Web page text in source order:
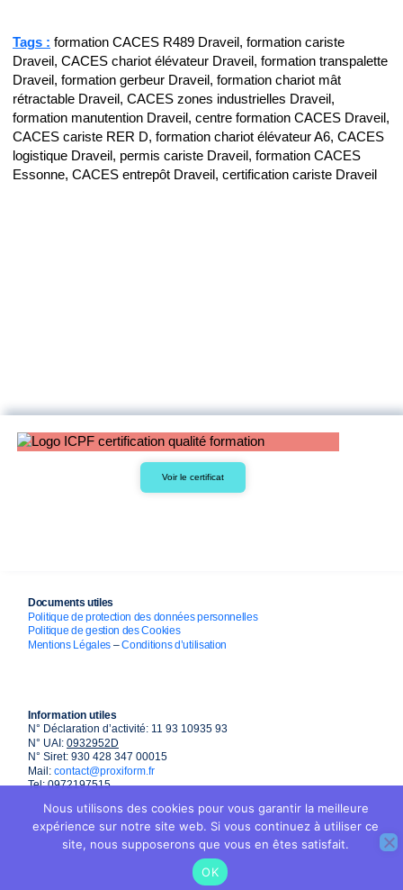
Tags : formation CACES R489 Draveil, formation cariste
Draveil, CACES chariot élévateur Draveil, formation transpalette
Draveil, formation gerbeur Draveil, formation chariot mât
rétractable Draveil, CACES zones industrielles Draveil,
formation manutention Draveil, centre formation CACES Draveil,
CACES cariste RER D, formation chariot élévateur A6, CACES
logistique Draveil, permis cariste Draveil, formation CACES
Essonne, CACES entrepôt Draveil, certification cariste Draveil
Voir le certificat
Documents utiles
Politique de protection des données personnelles
Politique de gestion des Cookies
Mentions Légales –Conditions d’utilisation
Information utiles
N° Déclaration d’activité: 11 93 10935 93
N° UAI: 0932952D
N° Siret: 930 428 347 00015
Mail: contact@proxiform.fr
Tel: 0972197515
Nous utilisons des cookies pour vous garantir la meilleure
expérience sur notre site web. Si vous continuez à utiliser ce
site, nous supposerons que vous en êtes satisfait.
OK